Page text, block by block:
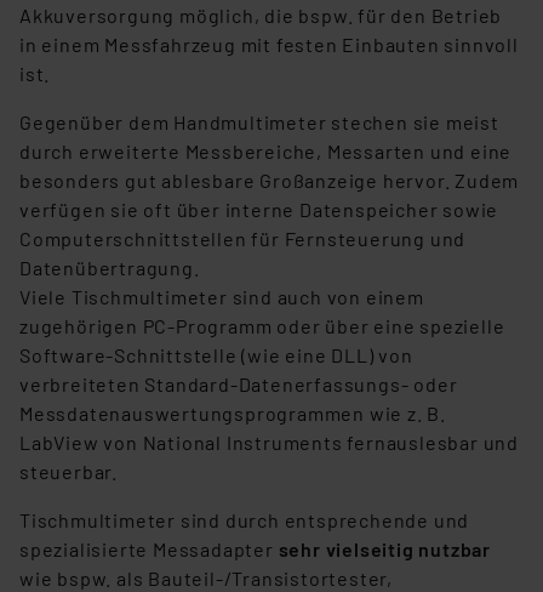
Akkuversorgung möglich, die bspw. für den Betrieb
in einem Messfahrzeug mit festen Einbauten sinnvoll
ist.
Gegenüber dem Handmultimeter stechen sie meist
durch erweiterte Messbereiche, Messarten und eine
besonders gut ablesbare Großanzeige hervor. Zudem
verfügen sie oft über interne Datenspeicher sowie
Computerschnittstellen für Fernsteuerung und
Datenübertragung.
Viele Tischmultimeter sind auch von einem
zugehörigen PC-Programm oder über eine spezielle
Software-Schnittstelle (wie eine DLL) von
verbreiteten Standard-Datenerfassungs- oder
Messdatenauswertungsprogrammen wie z. B.
LabView von National Instruments fernauslesbar und
steuerbar.
Tischmultimeter sind durch entsprechende und
spezialisierte Messadapter sehr vielseitig nutzbar
wie bspw. als Bauteil-/Transistortester,